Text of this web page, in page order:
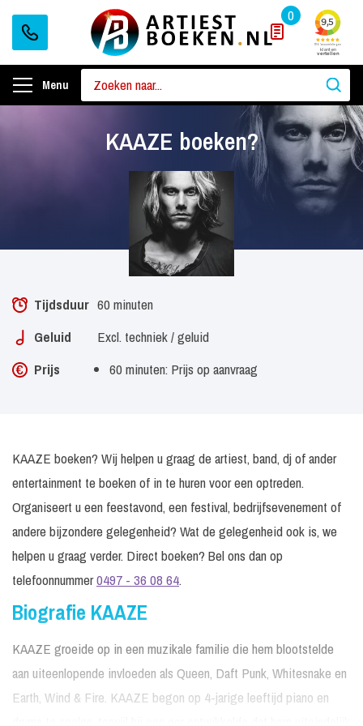
0
Menu
KAAZE boeken?
Tijdsduur 60 minuten
Geluid
Excl. techniek / geluid
Prijs
60 minuten: Prijs op aanvraag
KAAZE boeken? Wij helpen u graag de artiest, band, dj of ander
entertainment te boeken of in te huren voor een optreden.
Organiseert u een feestavond, een festival, bedrijfsevenement of
andere bijzondere gelegenheid? Wat de gelegenheid ook is, we
helpen u graag verder. Direct boeken? Bel ons dan op
telefoonnummer0497 - 36 08 64.
Biografie KAAZE
KAAZE groeide op in een muzikale familie die hem blootstelde
aan uiteenlopende invloeden als Queen, Daft Punk, Whitesnake en
Earth, Wind & Fire. KAAZE begon op 4-jarige leeftijd piano en